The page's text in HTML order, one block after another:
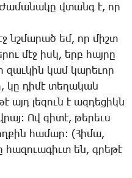
­Ժա­մա­նա­կը վտանգ է, որ
նշմա­րած եմ, որ միշտ
մէջ իսկ, երբ հայ­րը
զաւ­կին կամ կա­րե­ւոր
կը դի­մէ տե­ղա­կան
այդ լե­զուն է ազ­դե­ցիկն
Ով գի­տէ, թե­րեւս
հա­մար: (­Հի­մա,
հա­զո­ւա­գիւտ են, գրե­թէ